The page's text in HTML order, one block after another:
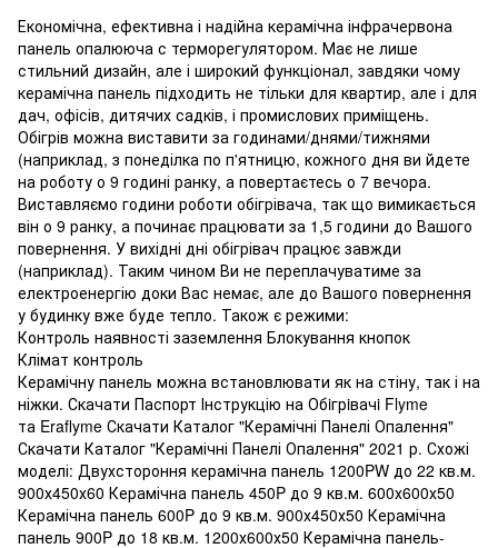
Економічна, ефективна і надійна керамічна інфрачервона
панель опалююча с терморегулятором. Має не лише
стильний дизайн, але і широкий функціонал, завдяки чому
керамічна панель підходить не тільки для квартир, але і для
дач, офісів, дитячих садків, і промислових приміщень.
Обігрів можна виставити за годинами/днями/тижнями
(наприклад, з понеділка по п'ятницю, кожного дня ви йдете
на роботу о 9 годині ранку, а повертаєтесь о 7 вечора.
Виставляємо години роботи обігрівача, так що вимикається
він о 9 ранку, а починає працювати за 1,5 години до Вашого
повернення. У вихідні дні обігрівач працює завжди
(наприклад). Таким чином Ви не переплачуватиме за
електроенергію доки Вас немає, але до Вашого повернення
у будинку вже буде тепло. Також є режими:
Контроль наявності заземлення Блокування кнопок
Клімат контроль
Керамічну панель можна встановлювати як на стіну, так і на
ніжки. Скачати Паспорт Інструкцію на Обiгрiвачi Flyme
та Eraflyme Скачати Каталог "Керамічні Панелі Опалення"
Скачати Каталог "Керамічні Панелі Опалення" 2021 р. Схожі
моделі: Двухстороння керамічна панель 1200PW до 22 кв.м.
900х450х60 Керамічна панель 450P до 9 кв.м. 600х600х50
Керамічна панель 600P до 9 кв.м. 900х450х50 Керамічна
панель 900P до 18 кв.м. 1200х600х50 Керамічна панель-